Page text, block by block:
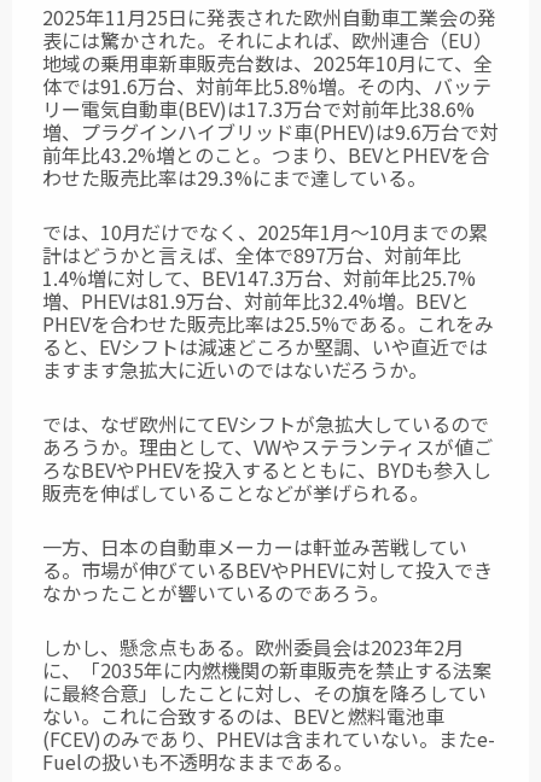
2025年11月25日に発表された欧州自動車工業会の発
表には驚かされた。 それによれば、欧州連合（EU）
地域の乗用車新車販売台数は、2025年10月にて、全
体では91.6万台、対前年比5.8%増。その内、バッテ
リー電気自動車(BEV)は17.3万台で対前年比38.6%
増、プラグインハイブリッド車(PHEV)は9.6万台で対
前年比43.2%増とのこと。つまり、BEVとPHEVを合
わせた販売比率は29.3%にまで達している。
では、10月だけでなく、2025年1月～10月までの累
計はどうかと言えば、全体で897万台、対前年比
1.4%増に対して、BEV147.3万台、対前年比25.7%
増、PHEVは81.9万台、対前年比32.4%増。BEVと
PHEVを合わせた販売比率は25.5%である。これをみ
ると、EVシフトは減速どころか堅調、いや直近では
ますます急拡大に近いのではないだろうか。
では、なぜ欧州にてEVシフトが急拡大しているので
あろうか。理由として、VWやステランティスが値ご
ろなBEVやPHEVを投入するとともに、BYDも参入し
販売を伸ばしていることなどが挙げられる。
一方、日本の自動車メーカーは軒並み苦戦してい
る。市場が伸びているBEVやPHEVに対して投入でき
なかったことが響いているのであろう。
しかし、懸念点もある。欧州委員会は2023年2月
に、「2035年に内燃機関の新車販売を禁止する法案
に最終合意」したことに対し、その旗を降ろしてい
ない。これに合致するのは、BEVと燃料電池車
(FCEV)のみであり、PHEVは含まれていない。またe-
Fuelの扱いも不透明なままである。